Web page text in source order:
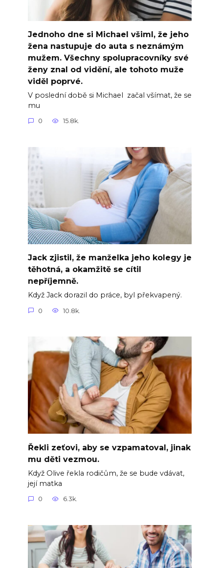
Jednoho dne si Michael všiml, že jeho
žena nastupuje do auta s neznámým
mužem. Všechny spolupracovníky své
ženy znal od vidění, ale tohoto muže
viděl poprvé.
V poslední době si Michael začal všímat, že se
mu
0 15.8k.
Jack zjistil, že manželka jeho kolegy je
těhotná, a okamžitě se cítil
nepříjemně.
Když Jack dorazil do práce, byl překvapený.
0 10.8k.
Řekli zeťovi, aby se vzpamatoval, jinak
mu děti vezmou.
Když Olive řekla rodičům, že se bude vdávat,
její matka
0 6.3k.